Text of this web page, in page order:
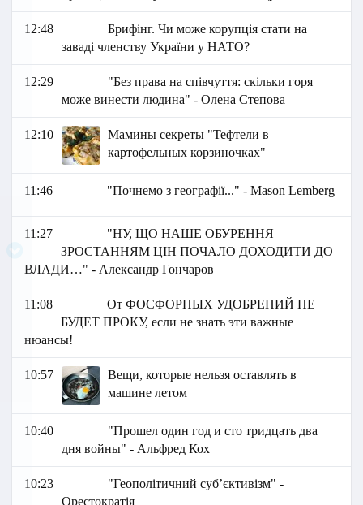
12:48
Брифінг. Чи може корупція стати на
заваді членству України у НАТО?
12:29
"Без права на співчуття: скільки горя
може винести людина" - Олена Степова
12:10
Мамины секреты "Тефтели в
картофельных корзиночках"
11:46 "Почнемо з географії..." - Mason Lemberg
11:27
"НУ, ЩО НАШЕ ОБУРЕННЯ
ЗРОСТАННЯМ ЦІН ПОЧАЛО ДОХОДИТИ ДО
ВЛАДИ…" - Александр Гончаров
11:08
От ФОСФОРНЫХ УДОБРЕНИЙ НЕ
БУДЕТ ПРОКУ, если не знать эти важные
нюансы!
10:57
Вещи, которые нельзя оставлять в
машине летом
10:40
"Прошел один год и сто тридцать два
дня войны" - Альфред Кох
10:23
"Геополітичний субʼєктивізм" -
Орестократія